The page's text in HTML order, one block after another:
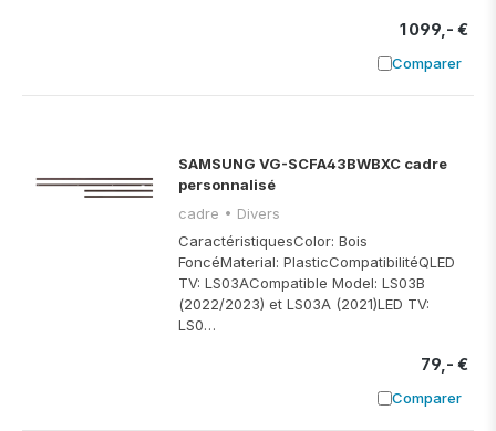
1 099,- €
Comparer
Ajouter à
SAMSUNG VG-SCFA43BWBXC cadre
personnalisé
cadre • Divers
CaractéristiquesColor: Bois
FoncéMaterial: PlasticCompatibilitéQLED
TV: LS03ACompatible Model: LS03B
(2022/2023) et LS03A (2021)LED TV:
LS0…
79,- €
Comparer
Ajouter à